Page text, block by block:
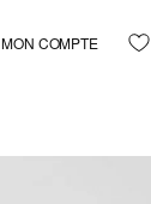
MON COMPTE